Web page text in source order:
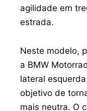
agilidade em
estrada.
Neste modelo,
a BMW
lateral
objetivo de
mais neutra. O